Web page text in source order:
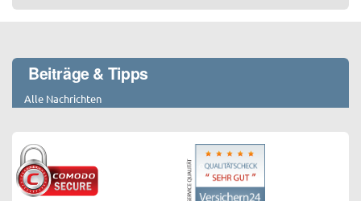
Beiträge & Tipps
Alle Nachrichten